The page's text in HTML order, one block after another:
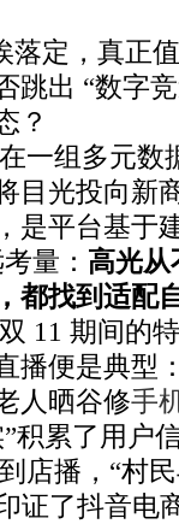
落定，真正
跳出 “数字
？
一组多元
目光投向新
是平台基于
量： 高光从
都找到适配
11 期间的
播便是典型
人晒谷修手
”积累了用户
店播，“村
证了抖音电